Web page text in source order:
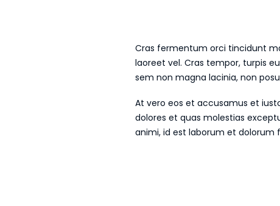
Cras fermentum orci tincidunt
laoreet vel. Cras tempor, turpis
sem non magna lacinia, non
At vero eos et accusamus et
dolores et quas molestias
animi, id est laborum et dolorum